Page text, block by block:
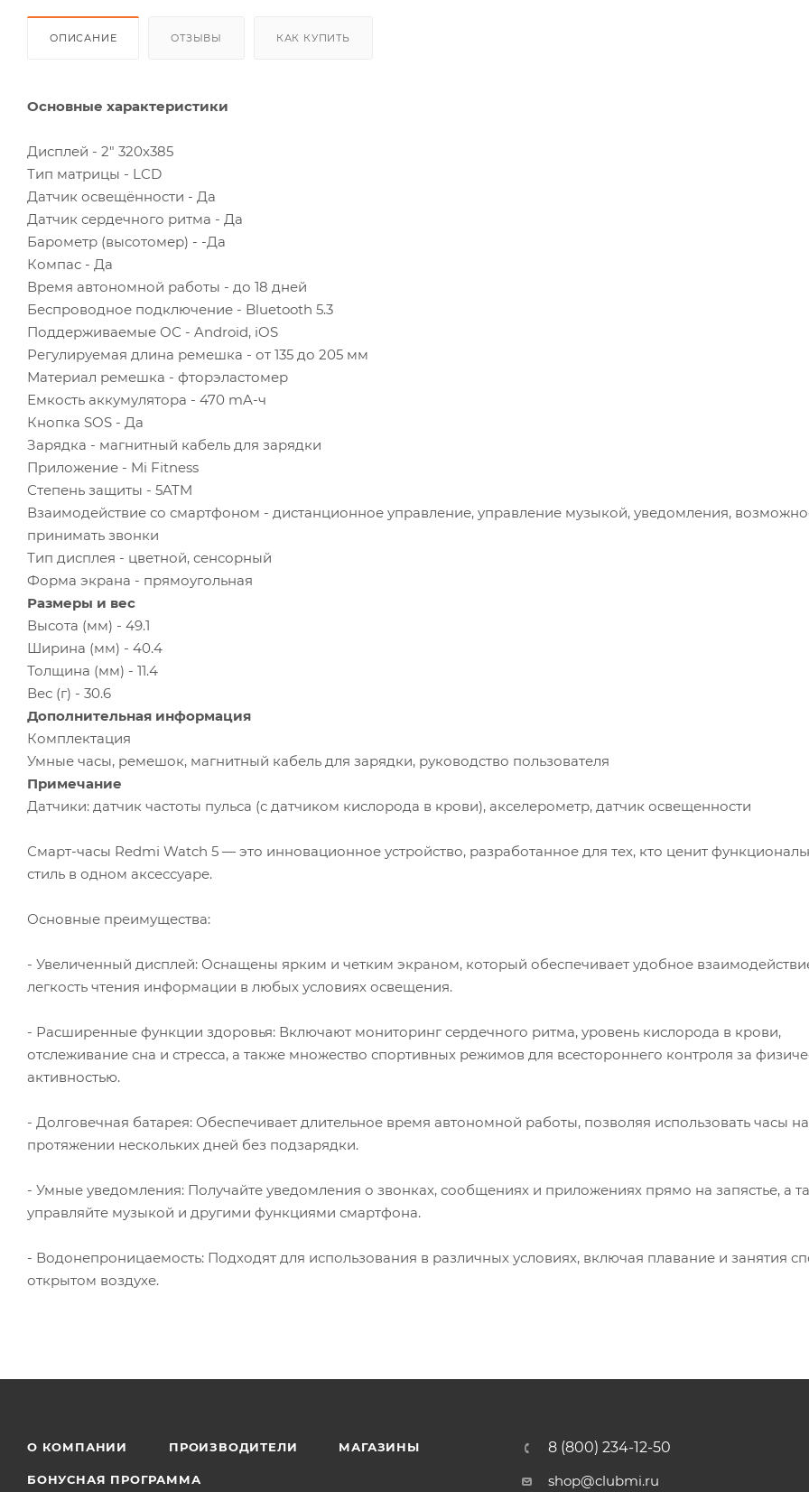
ОПИСАНИЕ ОТЗЫВЫ КАК КУПИТЬ
Основные характеристики
Дисплей - 2" 320x385
Тип матрицы - LCD
Датчик освещённости - Да
Датчик сердечного ритма - Да
Барометр (высотомер) - -Да
Компас - Да
Время автономной работы - до 18 дней
Беспроводное подключение - Bluetooth 5.3
Поддерживаемые ОС - Android, iOS
Регулируемая длина ремешка - от 135 до 205 мм
Материал ремешка - фторэластомер
Емкость аккумулятора - 470 mA-ч
Кнопка SOS - Да
Зарядка - магнитный кабель для зарядки
Приложение - Mi Fitness
Степень защиты - 5ATM
Взаимодействие со смартфоном - дистанционное управление, управление музыкой, уведомления,
принимать звонки
Тип дисплея - цветной, сенсорный
Форма экрана - прямоугольная
Размеры и вес
Высота (мм) - 49.1
Ширина (мм) - 40.4
Толщина (мм) - 11.4
Вес (г) - 30.6
Дополнительная информация
Комплектация
Умные часы, ремешок, магнитный кабель для зарядки, руководство пользователя
Примечание
Датчики: датчик частоты пульса (с датчиком кислорода в крови), акселерометр, датчик освещенности
Смарт-часы Redmi Watch 5 — это инновационное устройство, разработанное для тех, кто ценит
стиль в одном аксессуаре.
Основные преимущества:
- Увеличенный дисплей: Оснащены ярким и четким экраном, который обеспечивает удобное
легкость чтения информации в любых условиях освещения.
- Расширенные функции здоровья: Включают мониторинг сердечного ритма, уровень кислорода в крови,
отслеживание сна и стресса, а также множество спортивных режимов для всестороннего контроля за
активностью.
- Долговечная батарея: Обеспечивает длительное время автономной работы, позволяя использовать часы на
протяжении нескольких дней без подзарядки.
- Умные уведомления: Получайте уведомления о звонках, сообщениях и приложениях прямо на запястье, а
управляйте музыкой и другими функциями смартфона.
- Водонепроницаемость: Подходят для использования в различных условиях, включая плавание и занятия
открытом воздухе.
О КОМПАНИИ ПРОИЗВОДИТЕЛИ МАГАЗИНЫ
БОНУСНАЯ ПРОГРАММА
8 (800) 234-12-50
shop@clubmi.ru